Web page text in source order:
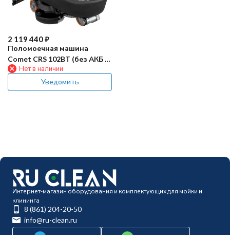
2 119 440₽
Поломоечная машина
Comet CRS 102BT (без АКБ и
ЗУ)Нет в наличии
Уведомить
Интернет-магазин оборудования и комплектующих для мойки и
клининга
8 (861) 204-20-50
info@ru-clean.ru